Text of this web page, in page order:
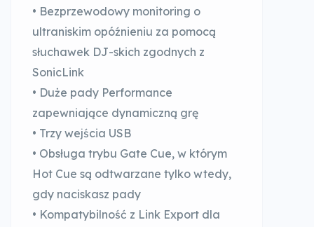
• Bezprzewodowy monitoring o
ultraniskim opóźnieniu za pomocą
słuchawek DJ-skich zgodnych z
SonicLink
• Duże pady Performance
zapewniające dynamiczną grę
• Trzy wejścia USB
• Obsługa trybu Gate Cue, w którym
Hot Cue są odtwarzane tylko wtedy,
gdy naciskasz pady
• Kompatybilność z Link Export dla